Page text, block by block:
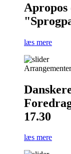
Apropos
læs mere
Arrangementer
17.30
læs mere